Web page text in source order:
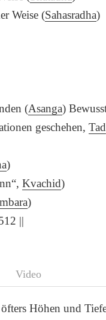
Weise (Sahasradha)
(Asanga)
geschehen,Tad
)
Kvachid)
)
||
Video
Höhen und